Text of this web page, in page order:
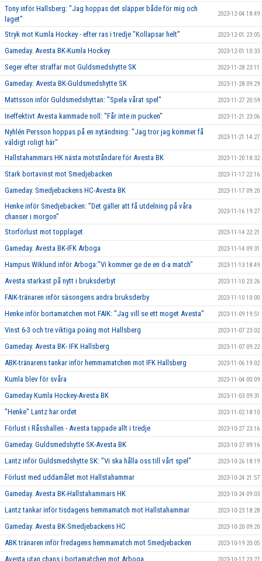
Tony inför Hallsberg: "Jag hoppas det släpper både för mig och
laget"
2023-12-04 18:49
Stryk mot Kumla Hockey - efter ras i tredje "Kollapsar helt" 2023-12-01 23:05
Gameday. Avesta BK-Kumla Hockey 2023-12-01 10:33
Seger efter straffar mot Guldsmedshytte SK 2023-11-28 23:11
Gameday: Avesta BK-Guldsmedshytte SK 2023-11-28 09:29
Mattsson inför Guldsmedshyttan: "Spela vårat spel" 2023-11-27 20:59
Ineffektivt Avesta kammade noll: "Får inte in pucken" 2023-11-21 23:06
Nyhlén Persson hoppas på en nytändning: "Jag tror jag kommer få
väldigt roligt här"
2023-11-21 14:27
Hallstahammars HK nästa motståndare för Avesta BK 2023-11-20 18:32
Stark bortavinst mot Smedjebacken 2023-11-17 22:16
Gameday. Smedjebackens HC-Avesta BK 2023-11-17 09:20
Henke inför Smedjebacken: ”Det gäller att få utdelning på våra
chanser i morgon”
2023-11-16 19:27
Storförlust mot topplaget 2023-11-14 22:21
Gameday. Avesta BK-IFK Arboga 2023-11-14 09:31
Hampus Wiklund inför Arboga:"Vi kommer ge de en d-a match" 2023-11-13 18:49
Avesta starkast på nytt i bruksderbyt 2023-11-10 23:26
FAIK-tränaren inför säsongens andra bruksderby 2023-11-10 10:00
Henke inför bortamatchen mot FAIK: "Jag vill se ett moget Avesta" 2023-11-09 19:51
Vinst 6-3 och tre viktiga poäng mot Hallsberg 2023-11-07 23:02
Gameday. Avesta BK- IFK Hallsberg 2023-11-07 09:22
ABK-tränarens tankar inför hemmamatchen mot IFK Hallsberg 2023-11-06 19:02
Kumla blev för svåra 2023-11-04 00:09
Gameday Kumla Hockey-Avesta BK 2023-11-03 09:31
"Henke" Lantz har ordet 2023-11-02 18:10
Förlust i Råsshallen - Avesta tappade allt i tredje 2023-10-27 23:16
Gameday. Guldsmedshytte SK-Avesta BK 2023-10-27 09:16
Lantz inför Guldsmedshytte SK: "Vi ska hålla oss till vårt spel" 2023-10-26 18:19
Förlust med uddamålet mot Hallstahammar 2023-10-24 21:57
Gameday. Avesta BK-Hallstahammars HK 2023-10-24 09:03
Lantz tankar inför tisdagens hemmamatch mot Hallstahammar 2023-10-23 18:28
Gameday. Avesta BK-Smedjebackens HC 2023-10-20 09:20
ABK tränaren inför fredagens hemmamatch mot Smedjebacken 2023-10-19 20:05
Avesta utan chans i bortamatchen mot Arboga 2023-10-17 23:27